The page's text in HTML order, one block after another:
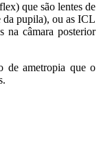
que são lentes de
da pupila), ou as ICL
na câmara posterior
de ametropia que o